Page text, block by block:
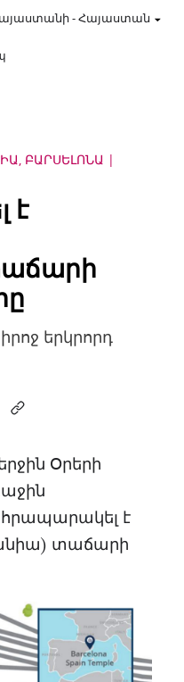
-Հայաստան
ԲԱՐՍԵԼՈՆԱ
է
երկրորդ
Օրերի
է
տաճարի